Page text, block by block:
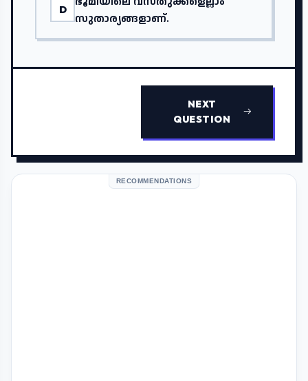
D
സുതാര്യങ്ങളാണ്.
NEXT
QUESTION
RECOMMENDATIONS